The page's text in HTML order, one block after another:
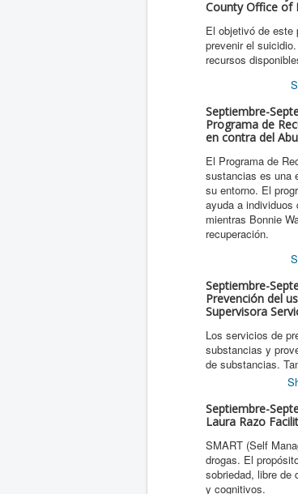
County Office of
El objetivó de este
prevenir el
recursos
Septiembre-
Programa de
en contra del
El Programa de
sustancias es una
su entorno. El
ayuda a individuos
mientras Bonnie
recuperación.
Septiembre-
Prevención del
Supervisora
Los servicios de
substancias y
de substancias.
Septiembre-
Laura Razo
SMART (Self
drogas. El
sobriedad, libre de
y cognitivos.